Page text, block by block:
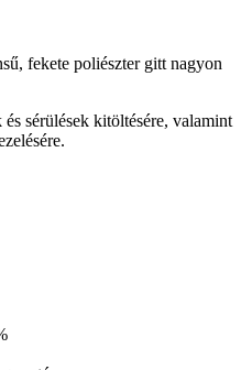
fekete poliészter gitt nagyon
sérülések kitöltésére, valamint